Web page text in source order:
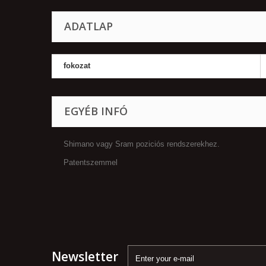
ADATLAP
fokozat
EGYÉB INFÓ
Shimano vagy Sram poziciós rendszerekhez.
Patentszemmel
Newsletter